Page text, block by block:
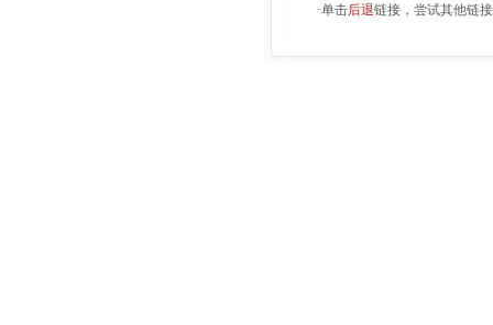
·单击后退链接，尝试其他链